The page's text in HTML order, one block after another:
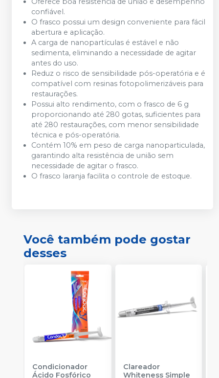
confiável.
O frasco possui um design conveniente para fácil
abertura e aplicação.
A carga de nanopartículas é estável e não
sedimenta, eliminando a necessidade de agitar
antes do uso.
Reduz o risco de sensibilidade pós-operatória e é
compatível com resinas fotopolimerizáveis para
restaurações.
Possui alto rendimento, com o frasco de 6 g
proporcionando até 280 gotas, suficientes para
até 280 restaurações, com menor sensibilidade
técnica e pós-operatória.
Contém 10% em peso de carga nanoparticulada,
garantindo alta resistência de união sem
necessidade de agitar o frasco.
O frasco laranja facilita o controle de estoque.
Você também pode gostar
desses
Condicionador
Ácido Fosfórico
Clareador
Whiteness Simple